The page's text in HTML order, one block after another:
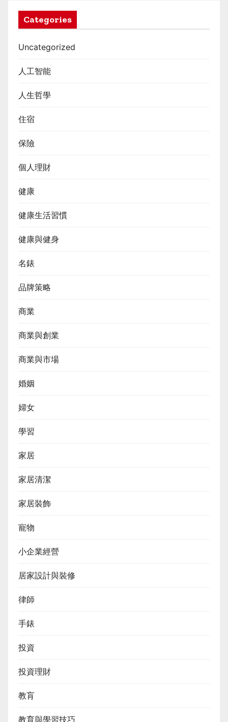
Categories
Uncategorized
人工智能
人生哲學
住宿
保險
個人理財
健康
健康生活習慣
健康與健身
名錶
品牌策略
商業
商業與創業
商業與市場
婚姻
婦女
學習
家居
家居清潔
家居裝飾
寵物
小企業經營
居家設計與裝修
律師
手錶
投資
投資理財
教肓
教育與學習技巧